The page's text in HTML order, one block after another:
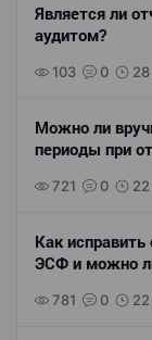
Является ли
аудитом?
103 0
Можно ли
периоды при
721 0
Как
ЭСФ и можно
781 0